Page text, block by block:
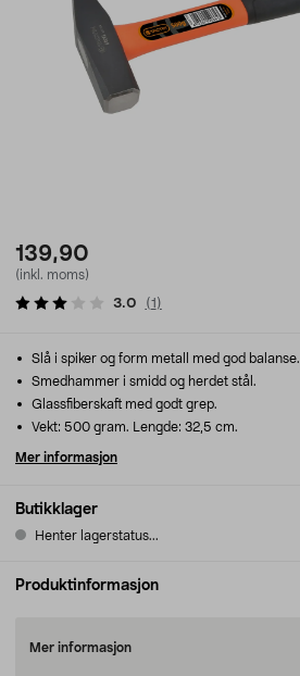
139,90
(inkl. moms)
3.0 (1 )
Butikklager
Henter lagerstatus...
Slå i spiker og form metall med god balanse.
Smedhammer i smidd og herdet stål.
Glassfiberskaft med godt grep.
Vekt: 500 gram. Lengde: 32,5 cm.
Mer informasjon
Produktinformasjon
Mer informasjon